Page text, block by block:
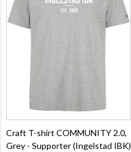
Craft T-shirt COMMUNITY 2.0,
Grey - Supporter (Ingelstad IBK)